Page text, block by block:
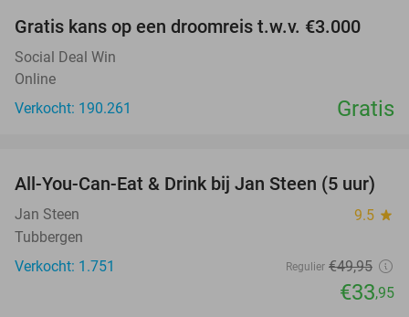
Gratis kans op een droomreis t.w.v. €3.000
Social Deal Win
Online
Verkocht: 190.261
Gratis
32%
All-You-Can-Eat & Drink bij Jan Steen (5 uur)
Jan Steen 9.5 star
Tubbergen
Verkocht: 1.751
Regulier €49,95
€33,95